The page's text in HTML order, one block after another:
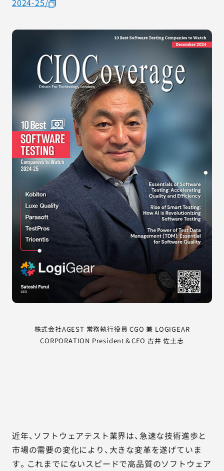
※その他のご連絡は03-5333-1246
2024-25/
株式会社AGEST 常務執行役員 CGO 兼 LOGIGEAR
CORPORATION President＆CEO 古井 佐土志
近年、ソフトウェアテスト業界は、急速な技術進歩と
市場の需要の変化により、大きな変革を遂げていま
す。これまでにないスピードで高品質のソフトウェア